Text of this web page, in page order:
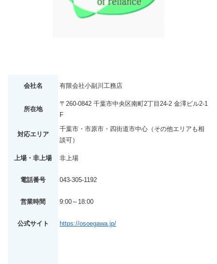
会社名 有限会社小副川工務店
所在地
〒260-0842 千葉市中央区南町2丁目24-2 金澤ビル2-1
F
対応エリア
千葉市・市原市・四街道市中心（その他エリアも相
談可）
上場・非上場 非上場
電話番号 043-305-1192
営業時間 9:00～18:00
公式サイト https://osoegawa.jp/